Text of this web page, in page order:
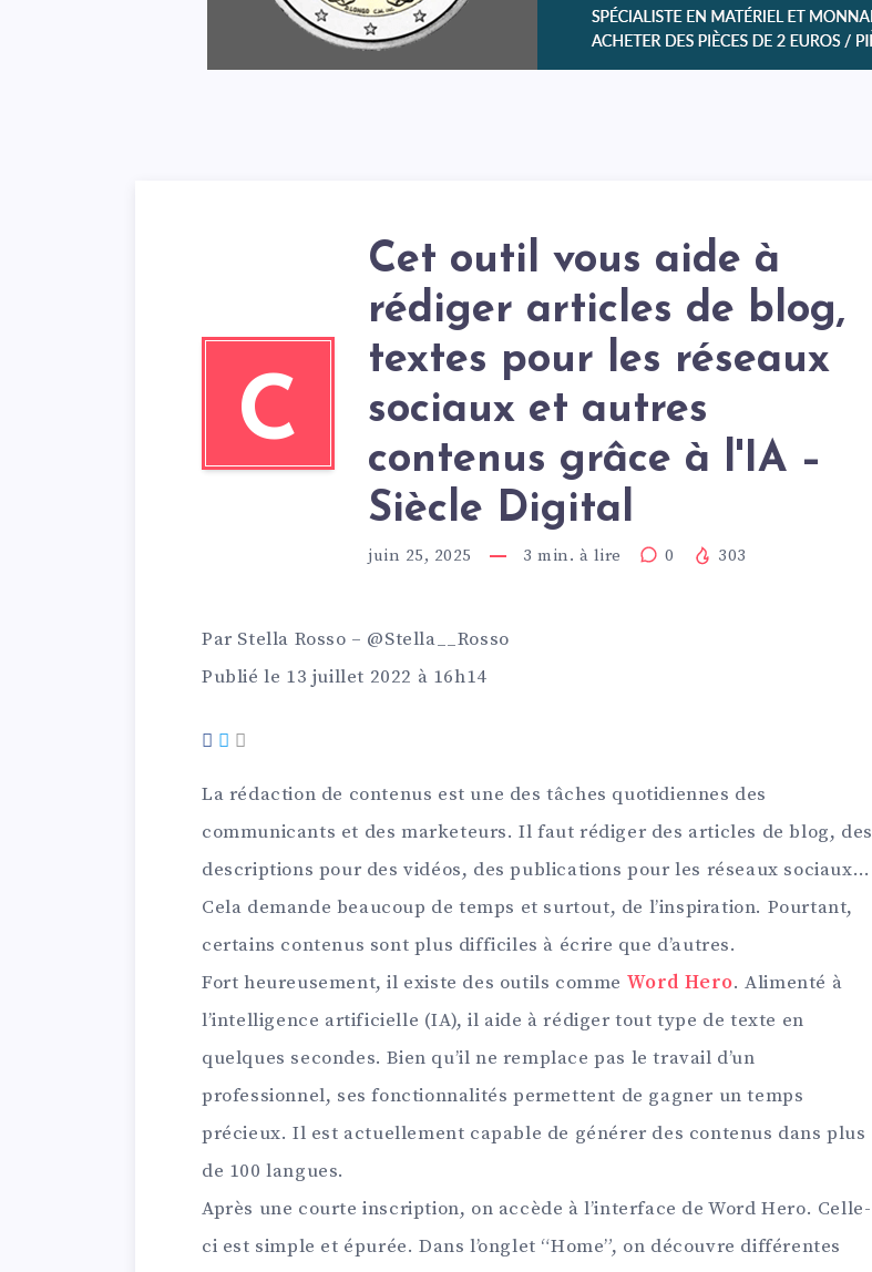
C
Cet outil vous aide à
rédiger articles de blog,
textes pour les réseaux
sociaux et autres
contenus grâce à l'IA –
Siècle Digital
juin 25, 2025 3 min. à lire 0 303
Par Stella Rosso – @Stella__Rosso
Publié le 13 juillet 2022 à 16h14
La rédaction de contenus est une des tâches quotidiennes des
communicants et des marketeurs. Il faut rédiger des articles de blog, des
descriptions pour des vidéos, des publications pour les réseaux sociaux…
Cela demande beaucoup de temps et surtout, de l’inspiration. Pourtant,
certains contenus sont plus difficiles à écrire que d’autres.
Fort heureusement, il existe des outils comme Word Hero. Alimenté à
l’intelligence artificielle (IA), il aide à rédiger tout type de texte en
quelques secondes. Bien qu’il ne remplace pas le travail d’un
professionnel, ses fonctionnalités permettent de gagner un temps
précieux. Il est actuellement capable de générer des contenus dans plus
de 100 langues.
Après une courte inscription, on accède à l’interface de Word Hero. Celle-
ci est simple et épurée. Dans l’onglet “Home”, on découvre différentes